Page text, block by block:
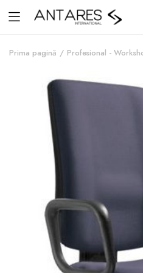
Prima pagină Profesional -